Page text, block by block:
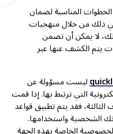
الخطوات المناسبة لضمان
ذلك من خلال منهجيات
لا يمكن أن تضمن
يتم الكشف عنها عبر
ليست مسؤولة عن
التي ترتبط بها. إذا قمت
فقد يتم تطبيق قواعد
الشخصية واستخدامها.